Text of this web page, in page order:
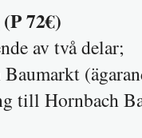
72€)
av två delar;
till Hornbach